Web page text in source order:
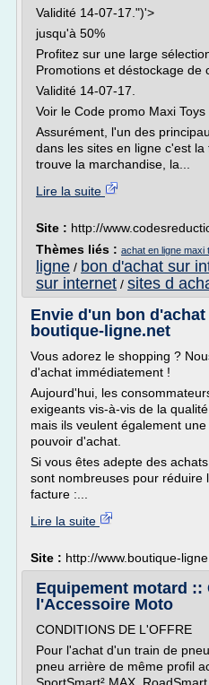
Validité 14-07-17.")'>
jusqu'à 50%
Profitez sur une large
Promotions et déstockage de
Validité 14-07-17.
Voir le Code promo Maxi Toys
Assurément, l'un des
dans les sites en ligne c'est
trouve la marchandise, la...
Lire la suite
Site : http://
Thèmes liés : achat en ligne maxi
ligne / bon d'achat sur
sur internet / sites d
Envie d'un bon
boutique-ligne.net
Vous adorez le shopping ?
d'achat immédiatement !
Aujourd'hui, les
exigeants vis-à-vis de la
mais ils veulent également
pouvoir d'achat.
Si vous êtes adepte des
sont nombreuses pour réduire
facture :...
Lire la suite
Site : http://www.boutique-
Equipement motard ::
l'Accessoire Moto
CONDITIONS DE L'OFFRE
Pour l'achat d'un train de
pneu arrière de même profil